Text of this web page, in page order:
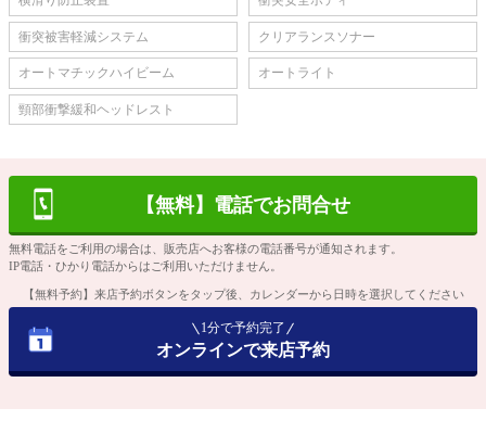
衝突被害軽減システム クリアランスソナー
オートマチックハイビーム オートライト
頸部衝撃緩和ヘッドレスト
【無料】電話でお問合せ
無料電話をご利用の場合は、販売店へお客様の電話番号が通知されます。
IP電話・ひかり電話からはご利用いただけません。
【無料予約】来店予約ボタンをタップ後、カレンダーから日時を選択してください
1分で予約完了
オンラインで来店予約